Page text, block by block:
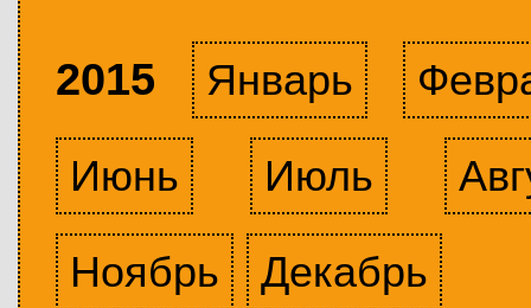
2015 Январь
Июнь
Июль
Ноябрь
Декабрь